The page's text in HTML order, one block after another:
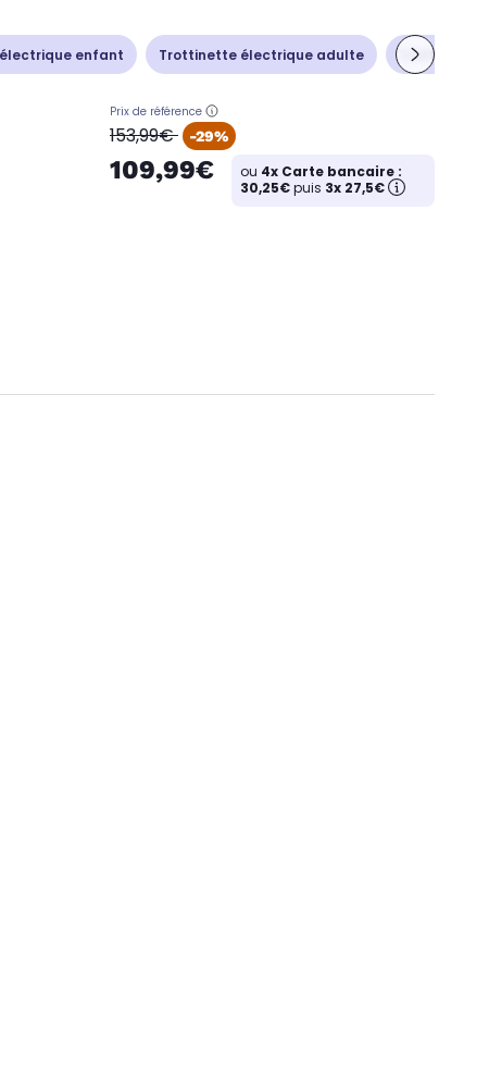
enfant Trottinette électrique adulte Trottinette
Prix de référence
oldPrice
153,99€ -29%
109,99€ ou 4x Carte bancaire :
30,25€puis 3x 27,5€